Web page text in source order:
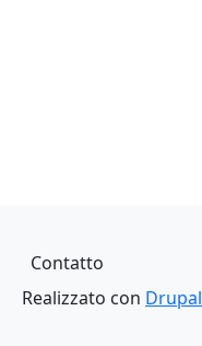
Piè di pagina
Contatto
Realizzato con Drupal